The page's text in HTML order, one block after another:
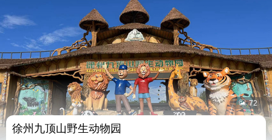
 72
徐州九顶山野生动物园
